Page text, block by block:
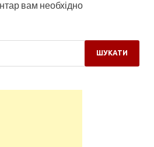
вам необхідно